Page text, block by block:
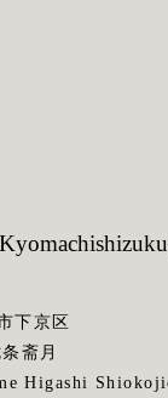
下京区
斋月
Higashi